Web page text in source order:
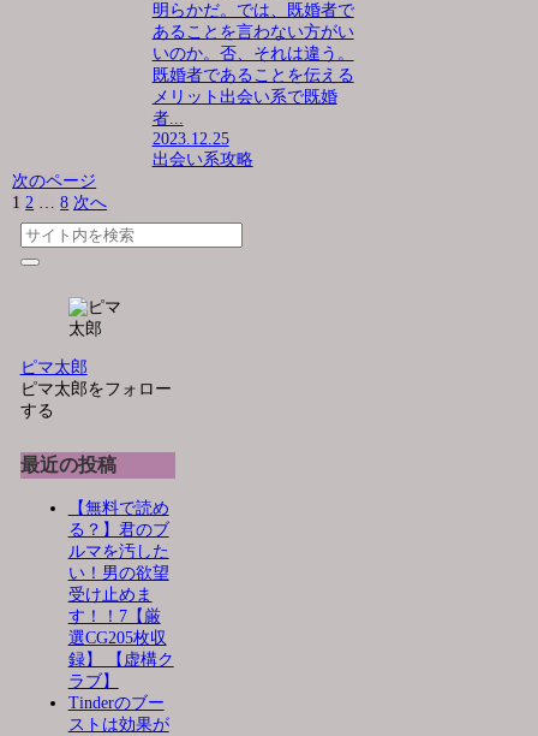
明らかだ。では、既婚者で
あることを言わない方がい
いのか。否、それは違う。
既婚者であることを伝える
メリット出会い系で既婚
者...
2023.12.25
出会い系攻略
次のページ
1 2 … 8 次へ
ピマ太郎
ピマ太郎をフォロー
する
最近の投稿
【無料で読め
る？】君のブ
ルマを汚した
い！男の欲望
受け止めま
す！！7【厳
選CG205枚収
録】 【虚構ク
ラブ】
Tinderのブー
ストは効果が